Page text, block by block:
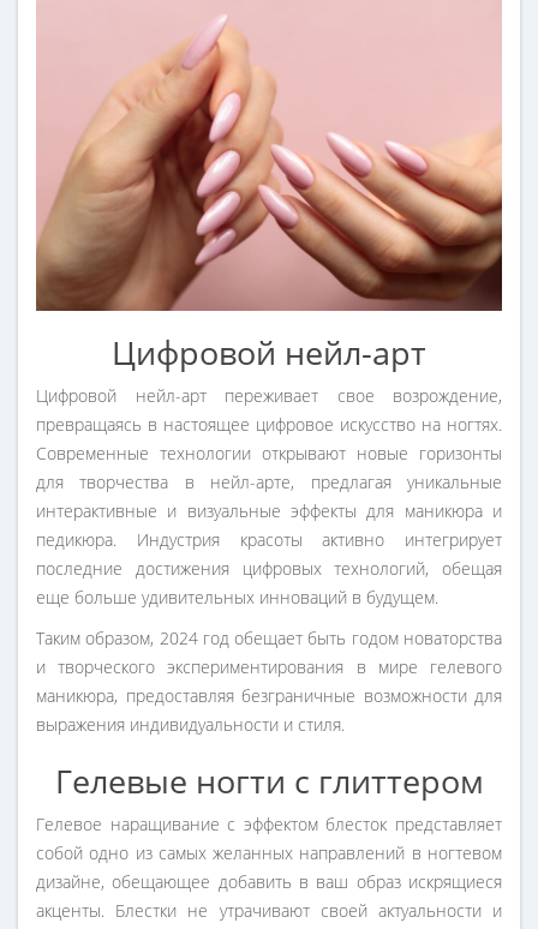
Цифровой нейл-арт
Цифровой нейл-арт переживает свое возрождение,
превращаясь в настоящее цифровое искусство на ногтях.
Современные технологии открывают новые горизонты
для творчества в нейл-арте, предлагая уникальные
интерактивные и визуальные эффекты для маникюра и
педикюра. Индустрия красоты активно интегрирует
последние достижения цифровых технологий, обещая
еще больше удивительных инноваций в будущем.
Таким образом, 2024 год обещает быть годом новаторства
и творческого экспериментирования в мире гелевого
маникюра, предоставляя безграничные возможности для
выражения индивидуальности и стиля.
Гелевые ногти с глиттером
Гелевое наращивание с эффектом блесток представляет
собой одно из самых желанных направлений в ногтевом
дизайне, обещающее добавить в ваш образ искрящиеся
акценты. Блестки не утрачивают своей актуальности и